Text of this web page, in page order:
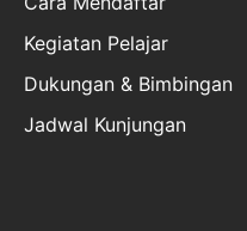
Kegiatan Pelajar
Dukungan & Bimbingan
Jadwal Kunjungan